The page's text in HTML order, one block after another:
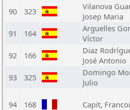
90 323
Vilanova
Josep Maria
91 164
Arguelles
Víctor
92 166
Diaz
José Antonio
93 325
Domingo
Julio
94 168 Capit,